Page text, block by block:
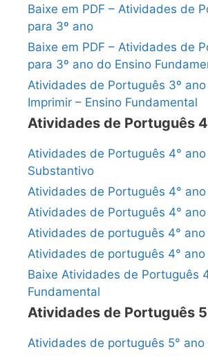
Baixe em PDF – Atividades de
para 3º ano
Baixe em PDF – Atividades de
para 3º ano do Ensino
Atividades de Português 3º ano
Imprimir – Ensino Fundamental
Atividades de Português
Atividades de Português 4° ano
Substantivo
Atividades de Português 4°
Atividades de Português 4° ano
Atividades de português 4°
Atividades de português 4°
Baixe Atividades de Português
Fundamental
Atividades de Português
Atividades de português 5° ano